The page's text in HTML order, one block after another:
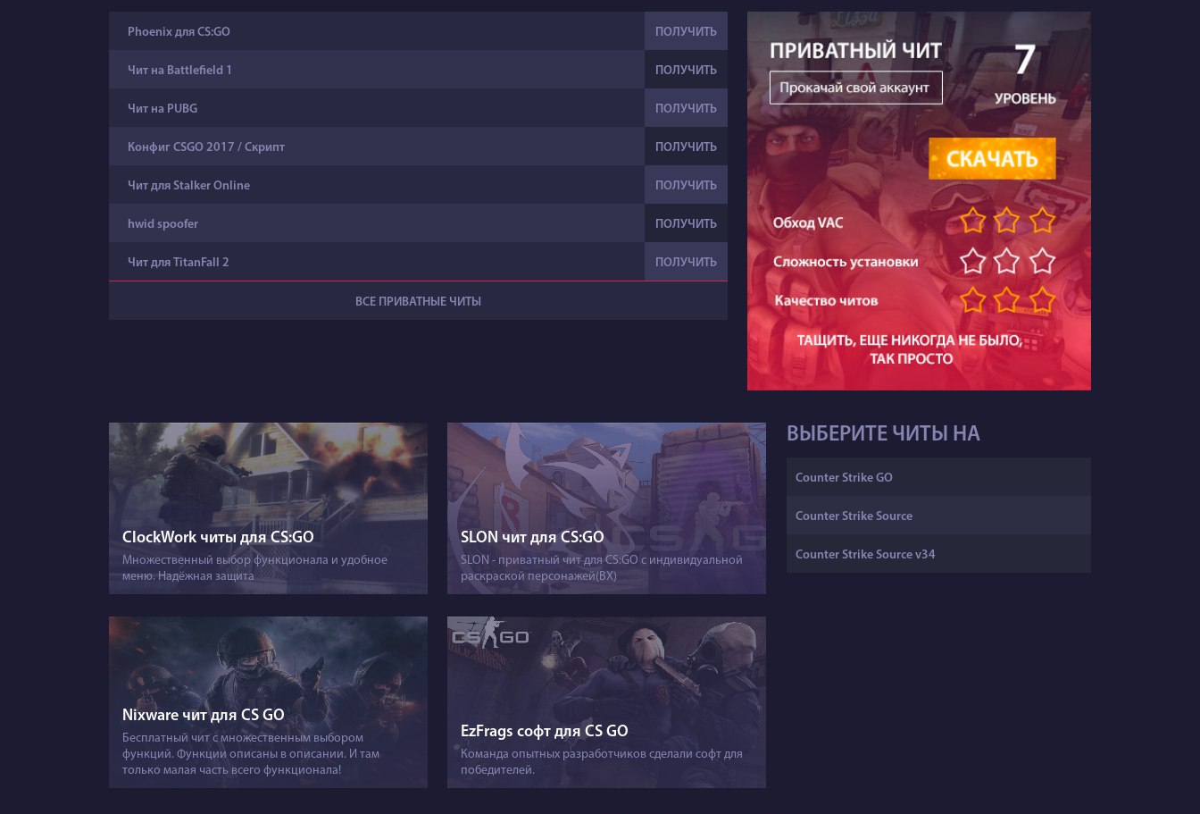
Phoenix для CS:GO ПОЛУЧИТЬ
Чит на Battlefield 1 ПОЛУЧИТЬ
Чит на PUBG ПОЛУЧИТЬ
Конфиг CSGO 2017 / Скрипт ПОЛУЧИТЬ
Чит для Stalker Online ПОЛУЧИТЬ
hwid spoofer ПОЛУЧИТЬ
Чит для TitanFall 2 ПОЛУЧИТЬ
ВСЕ ПРИВАТНЫЕ ЧИТЫ
ClockWork читы для CS:GO
Множественный выбор функционала и удобное
меню. Надёжная защита
SLON чит для CS:GO
SLON - приватный чит для CS:GO с индивидуальной
раскраской персонажей(ВХ)
Nixware чит для CS GO
Бесплатный чит с множественным выбором
функций. Функции описаны в описании. И там
только малая часть всего функционала!
EzFrags софт для CS GO
Команда опытных разработчиков сделали софт для
победителей.
ВЫБЕРИТЕ ЧИТЫ НА
Counter Strike GO
Counter Strike Source
Counter Strike Source v34